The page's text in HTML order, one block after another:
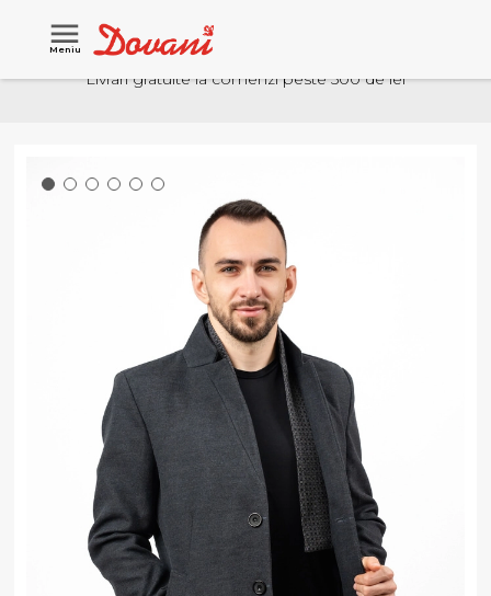
Meniu
Livrari gratuite la comenzi peste 500 de lei